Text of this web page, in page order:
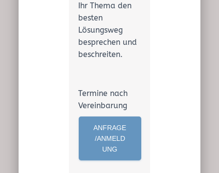
Ihr Thema den
besten
Lösungsweg
besprechen und
beschreiten.
Termine nach
Vereinbarung
ANFRAGE
/ANMELD
UNG